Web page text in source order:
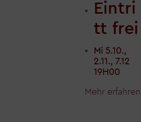
Eintri
tt frei
Mi 5.10.,
2.11., 7.12
19H00
Mehr erfahren